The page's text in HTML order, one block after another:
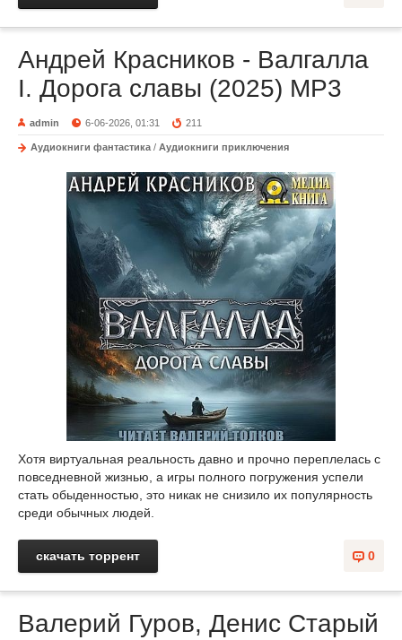
Андрей Красников - Валгалла
I. Дорога славы (2025) MP3
admin 6-06-2026, 01:31 211
Аудиокниги фантастика / Аудиокниги приключения
Хотя виртуальная реальность давно и прочно переплелась с
повседневной жизнью, а игры полного погружения успели
стать обыденностью, это никак не снизило их популярность
среди обычных людей.
0
скачать торрент
Валерий Гуров, Денис Старый